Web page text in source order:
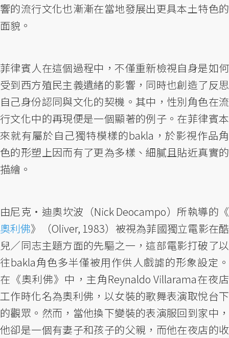
響的流行文化也漸漸在當地發展出更具本土特色的
面貌。
菲律賓人在這個過程中，不僅重新檢視自身是如何
受到西方殖民主義遺緒的影響，同時也創造了反思
自己身份認同與文化的契機。其中，性別角色在流
行文化中的再現便是一個顯著的例子。在菲律賓本
來就有屬於自己獨特模樣的bakla，於影視作品角
色的形塑上因而有了更為多樣、細膩且貼近真實的
描繪。
由尼克・迪奧坎波（Nick Deocampo）所執導的《
奧利佛》（Oliver, 1983）被視為菲國獨立電影在酷
兒／同志主題方面的先驅之一，這部電影打破了以
往bakla角色多半僅被用作供人戲謔的形象設定。
在《奧利佛》中，主角Reynaldo Villarama在夜店
工作時化名為奧利佛，以女裝的歌舞表演取悅台下
的觀眾。然而，當他換下變裝的表演服回到家中，
他卻是一個有妻子和孩子的父親，而他在夜店的收